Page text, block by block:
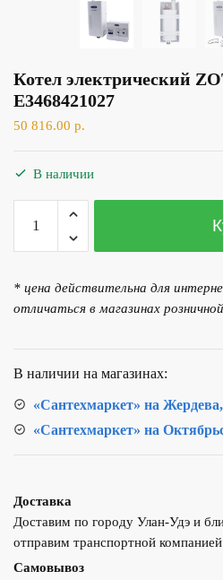
Котел электрический
E3468421027
50 816.00 р.
В наличии
Количество
товара
Котел электрический ZOTA
* цена действительна для
отличаться в магазинах
В наличии на магазинах:
«Сантехмаркет» на
«Сантехмаркет» на
Доставка
Доставим по городу Улан-Удэ и
отправим транспортной
Самовывоз